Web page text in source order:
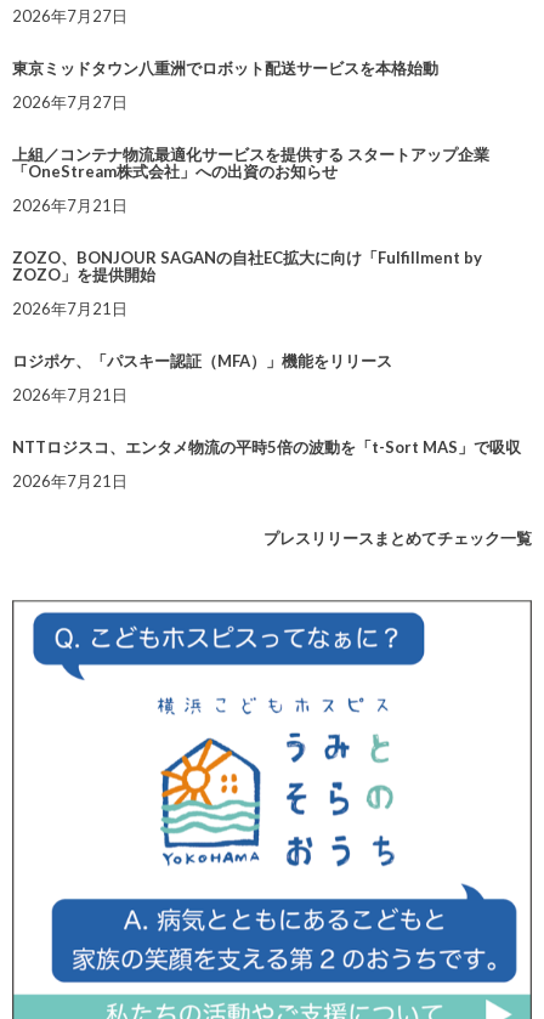
2026年7月27日
東京ミッドタウン八重洲でロボット配送サービスを本格始動
2026年7月27日
上組／コンテナ物流最適化サービスを提供する スタートアップ企業
「OneStream株式会社」への出資のお知らせ
2026年7月21日
ZOZO、BONJOUR SAGANの自社EC拡大に向け「Fulfillment by
ZOZO」を提供開始
2026年7月21日
ロジポケ、「パスキー認証（MFA）」機能をリリース
2026年7月21日
NTTロジスコ、エンタメ物流の平時5倍の波動を「t-Sort MAS」で吸収
2026年7月21日
プレスリリースまとめてチェック一覧